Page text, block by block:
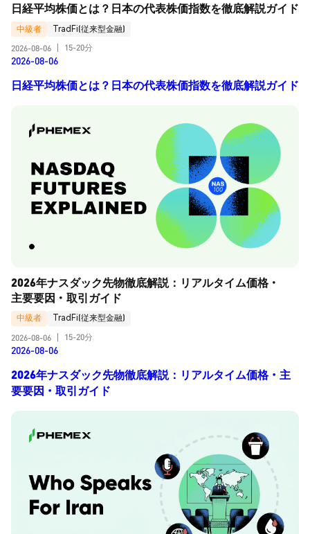
日経平均株価とは？日本の代表株価指数を徹底解説ガイド
中級者
TradFi(従来型金融)
2026-08-06
15-20分
2026-08-06
日経平均株価とは？日本の代表株価指数を徹底解説ガイド
2026年ナスダック先物徹底解説：リアルタイム価格・
主要要因・取引ガイド
中級者
TradFi(従来型金融)
2026-08-06
15-20分
2026-08-06
2026年ナスダック先物徹底解説：リアルタイム価格・主
要要因・取引ガイド